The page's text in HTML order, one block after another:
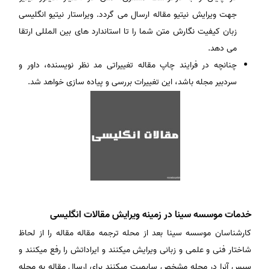
جهت ویرایش نیتیو مقاله ارسال می گردد. ویراستار نیتیو انگلیسی
زبان کیفیت نگارش متن شما را تا استاندارد های بین المللی ارتقا
می دهد.
چنانچه در فرایند چاپ مقاله تغییراتی مد نظر نویسنده، داور و
سردبیر مجله باشد، این تغییرات بررسی و پیاده سازی خواهد شد.
خدمات موسسه سینا در زمینه ویرایش مقالات انگلیسی
کارشناسان موسسه سینا بعد از محله ترجمه مقاله مقاله را از لحاظ
شاختار فنی و علمی و زبانی ویرایش میکنند و ایراداتش را رفع میکنند و